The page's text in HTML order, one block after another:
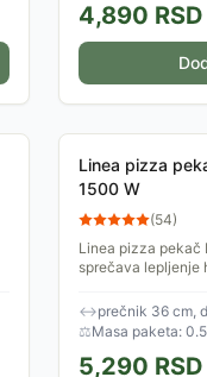
4,890 RSD
Linea pizza
1500 W
(54)
Linea pizza pekač
sprečava lepljenje
↔prečnik 36 cm,
⚖Masa paketa:
5,290 RSD